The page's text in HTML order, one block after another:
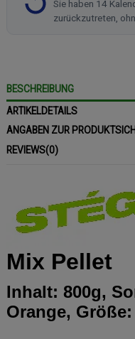
Sie haben 14
zurückzutreten,
BESCHREIBUNG
ARTIKELDETAILS
ANGABEN ZUR
REVIEWS(0)
Mix Pellet
Inhalt: 800g,
Orange,